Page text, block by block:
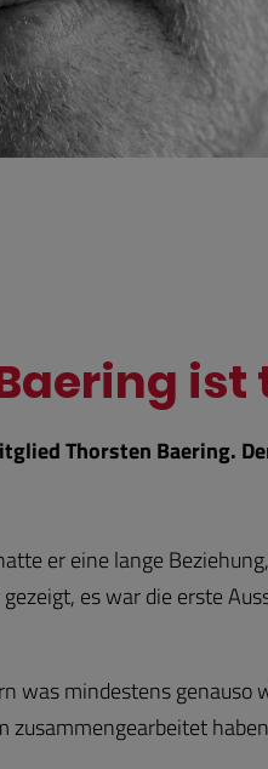
ist
Thorsten Baering.
er eine lange
gezeigt, es war die erste
was mindestens genauso
zusammengearbeitet